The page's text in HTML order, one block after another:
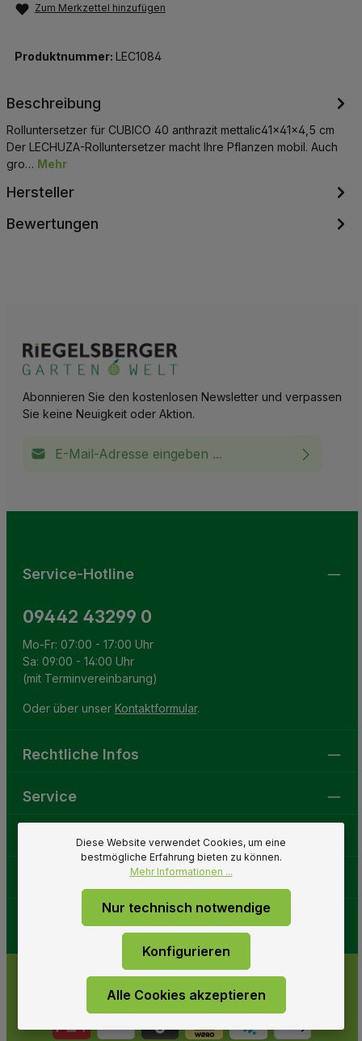
Zum Merkzettel hinzufügen
Produktnummer: LEC1084
Beschreibung
Rolluntersetzer für CUBICO 40 anthrazit mettalic41x41x4,5 cm
Der LECHUZA-Rolluntersetzer macht Ihre Pflanzen mobil. Auch
gro… Mehr
Hersteller
Bewertungen
Abonnieren Sie den kostenlosen Newsletter und verpassen
Sie keine Neuigkeit oder Aktion.
Service-Hotline
09442 43299 0
Mo-Fr: 07:00 - 17:00 Uhr
Sa: 09:00 - 14:00 Uhr
(mit Terminvereinbarung)
Oder über unser Kontaktformular.
Rechtliche Infos
Service
GartenweltDiese Website verwendet Cookies, um eine
bestmögliche Erfahrung bieten zu können.
Mehr Informationen ...
Nur technisch notwendige
Konfigurieren
Alle Cookies akzeptieren